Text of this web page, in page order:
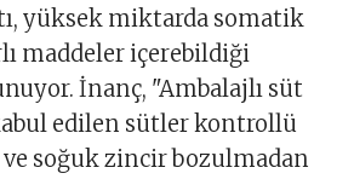
yüksek miktarda somatik
maddeler içerebildiği
İnanç, "Ambalajlı süt
edilen sütler kontrollü
soğuk zincir bozulmadan